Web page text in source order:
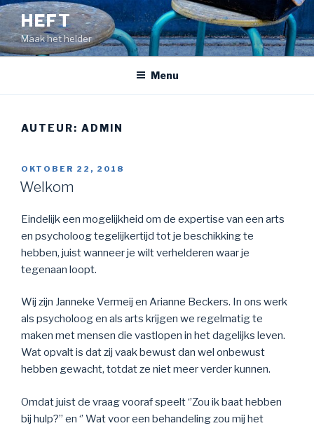
Naar
de
inhoud
springen
HEFT
Maak het helder
Menu
AUTEUR: ADMIN
GEPLAATST
OP
OKTOBER 22, 2018
Welkom
Eindelijk een mogelijkheid om de expertise van een arts
en psycholoog tegelijkertijd tot je beschikking te
hebben, juist wanneer je wilt verhelderen waar je
tegenaan loopt.
Wij zijn Janneke Vermeij en Arianne Beckers. In ons werk
als psycholoog en als arts krijgen we regelmatig te
maken met mensen die vastlopen in het dagelijks leven.
Wat opvalt is dat zij vaak bewust dan wel onbewust
hebben gewacht, totdat ze niet meer verder kunnen.
Omdat juist de vraag vooraf speelt ‘’Zou ik baat hebben
bij hulp?’’ en ‘’ Wat voor een behandeling zou mij het